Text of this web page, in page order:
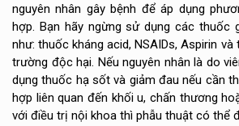
nguyên nhân gây bệnh để áp dụng
hợp. Bạn hãy ngừng sử dụng các thuốc
như: thuốc kháng acid, NSAIDs, Aspirin
trường độc hại. Nếu nguyên nhân là do
dụng thuốc hạ sốt và giảm đau nếu cần
hợp liên quan đến khối u, chấn thương
với điều trị nội khoa thì phẫu thuật có thể